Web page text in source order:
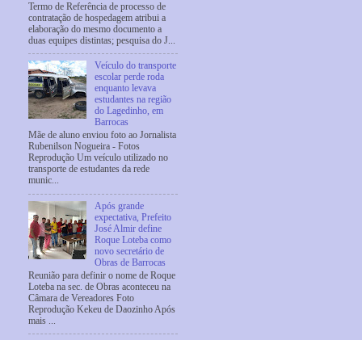
Termo de Referência de processo de
contratação de hospedagem atribui a
elaboração do mesmo documento a
duas equipes distintas; pesquisa do J...
Veículo do transporte
escolar perde roda
enquanto levava
estudantes na região
do Lagedinho, em
Barrocas
Mãe de aluno enviou foto ao Jornalista
Rubenilson Nogueira - Fotos
Reprodução Um veículo utilizado no
transporte de estudantes da rede
munic...
Após grande
expectativa, Prefeito
José Almir define
Roque Loteba como
novo secretário de
Obras de Barrocas
Reunião para definir o nome de Roque
Loteba na sec. de Obras aconteceu na
Câmara de Vereadores Foto
Reprodução Kekeu de Daozinho Após
mais ...